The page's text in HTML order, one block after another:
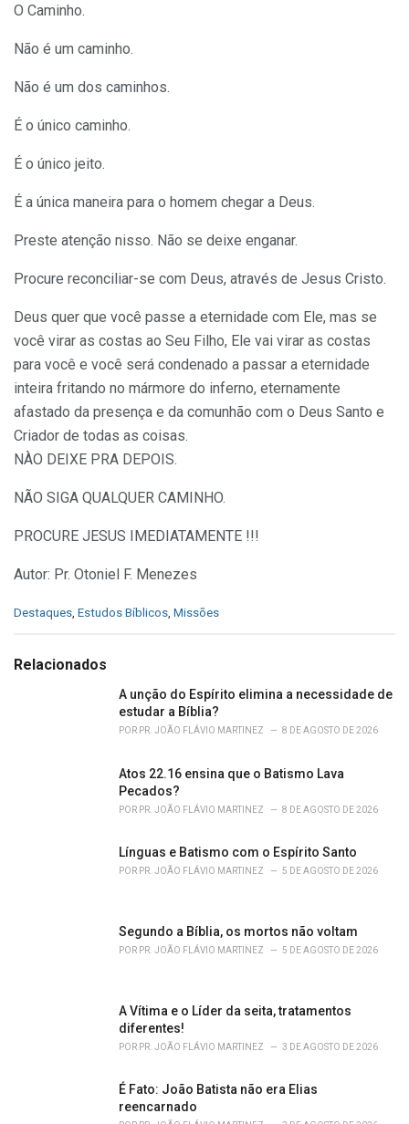
O Caminho.
Não é um caminho.
Não é um dos caminhos.
É o único caminho.
É o único jeito.
É a única maneira para o homem chegar a Deus.
Preste atenção nisso. Não se deixe enganar.
Procure reconciliar-se com Deus, através de Jesus Cristo.
Deus quer que você passe a eternidade com Ele, mas se
você virar as costas ao Seu Filho, Ele vai virar as costas
para você e você será condenado a passar a eternidade
inteira fritando no mármore do inferno, eternamente
afastado da presença e da comunhão com o Deus Santo e
Criador de todas as coisas.
NÀO DEIXE PRA DEPOIS.
NÃO SIGA QUALQUER CAMINHO.
PROCURE JESUS IMEDIATAMENTE !!!
Autor: Pr. Otoniel F. Menezes
C
e
Destaques Estudos Bíblicos Missões
Relacionados
A unção do Espírito elimina a necessidade de
estudar a Bíblia?
POR PR. JOÃO FLÁVIO MARTINEZ 8 DE AGOSTO DE 2026
Atos 22.16 ensina que o Batismo Lava
Pecados?
POR PR. JOÃO FLÁVIO MARTINEZ 8 DE AGOSTO DE 2026
Línguas e Batismo com o Espírito Santo
POR PR. JOÃO FLÁVIO MARTINEZ 5 DE AGOSTO DE 2026
Segundo a Bíblia, os mortos não voltam
POR PR. JOÃO FLÁVIO MARTINEZ 5 DE AGOSTO DE 2026
A Vítima e o Líder da seita, tratamentos
diferentes!
POR PR. JOÃO FLÁVIO MARTINEZ 3 DE AGOSTO DE 2026
É Fato: João Batista não era Elias
reencarnado